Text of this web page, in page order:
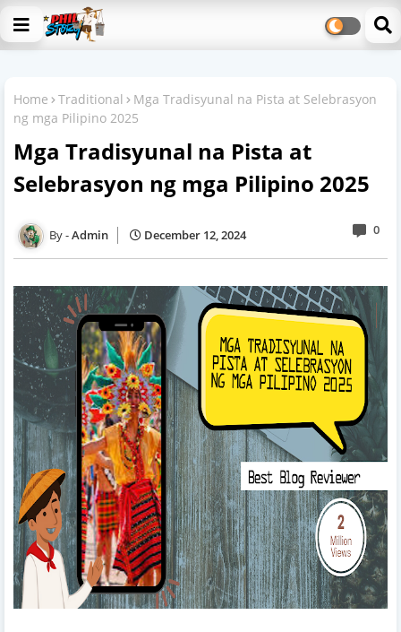
Home Traditional
Mga Tradisyunal na Pista at Selebrasyon
ng mga Pilipino 2025
Mga Tradisyunal na Pista at
Selebrasyon ng mga Pilipino 2025
Admin December 12, 2024 0